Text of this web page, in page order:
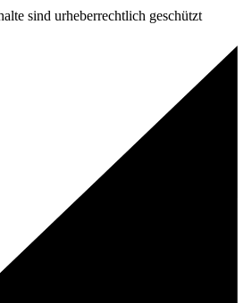
sind urheberrechtlich geschützt